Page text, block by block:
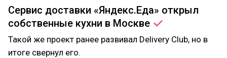
Сервис доставки «Яндекс.Еда» открыл
собственные кухни в Москве
Такой же проект ранее развивал Delivery Club, но в
итоге свернул его.